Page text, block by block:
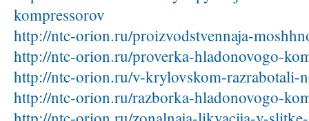
kompressorov
http://ntc-orion.ru/proizvodstvennaja-
http://ntc-orion.ru/proverka-hladonovogo-
http://ntc-orion.ru/v-krylovskom-razrabotali-
http://ntc-orion.ru/razborka-hladonovogo-